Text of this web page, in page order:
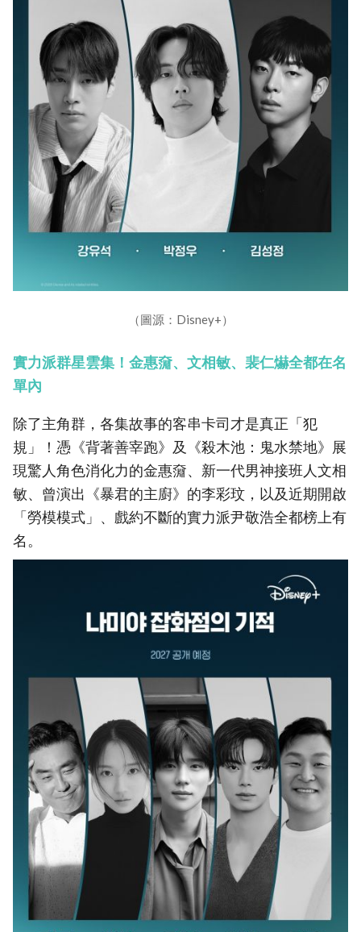
（圖源：Disney+）
實力派群星雲集！金惠奫、文相敏、裴仁爀全都在名
單內
除了主角群，各集故事的客串卡司才是真正「犯
規」！憑《背著善宰跑》及《殺木池：鬼水禁地》展
現驚人角色消化力的金惠奫、新一代男神接班人文相
敏、曾演出《暴君的主廚》的李彩玟，以及近期開啟
「勞模模式」、戲約不斷的實力派尹敬浩全都榜上有
名。